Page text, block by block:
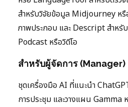
สำหรับวิจัยข้อมูล Midjourney หรื
ภาพประกอบ และ Descript สำหรั
Podcast หรือวิดีโอ
สำหรับผู้จัดการ (Manager)
ชุดเครื่องมือ AI ที่แนะนำ
การประชุม และวางแผน